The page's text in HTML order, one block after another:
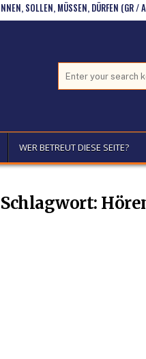
SOLLEN, MÜSSEN, DÜRFEN (GR / A1)
WER BETREUT DIESE SEITE?
Schlagwort: